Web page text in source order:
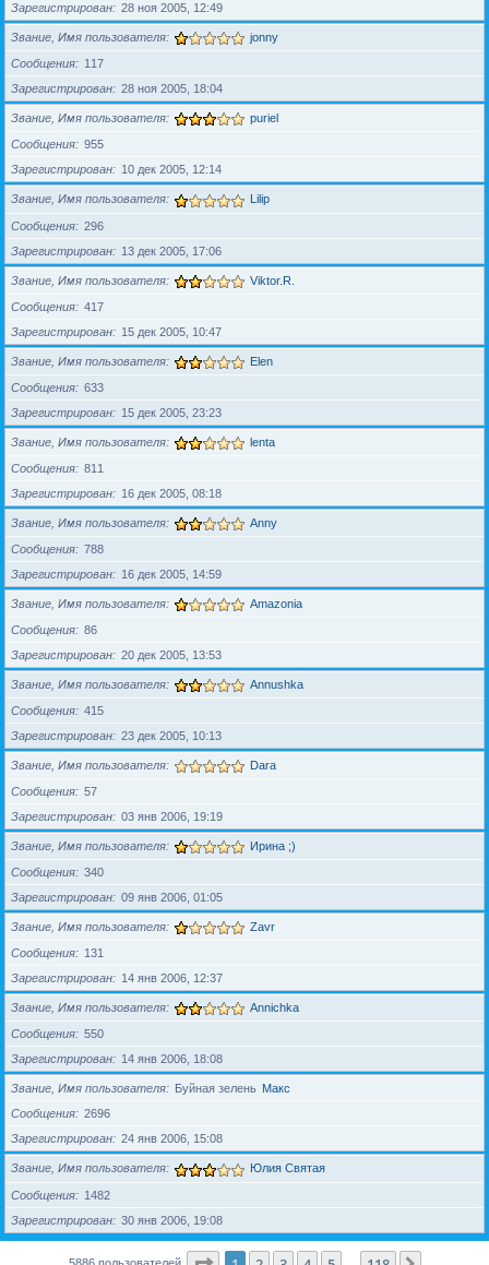
Зарегистрирован
28 ноя 2005, 12:49
Звание, Имя пользователя jonny
Сообщения
117
Зарегистрирован
28 ноя 2005, 18:04
Звание, Имя пользователя puriel
Сообщения
955
Зарегистрирован
10 дек 2005, 12:14
Звание, Имя пользователя Lilip
Сообщения
296
Зарегистрирован
13 дек 2005, 17:06
Звание, Имя пользователя Viktor.R.
Сообщения
417
Зарегистрирован
15 дек 2005, 10:47
Звание, Имя пользователя Elen
Сообщения
633
Зарегистрирован
15 дек 2005, 23:23
Звание, Имя пользователя lenta
Сообщения
811
Зарегистрирован
16 дек 2005, 08:18
Звание, Имя пользователя Anny
Сообщения
788
Зарегистрирован
16 дек 2005, 14:59
Звание, Имя пользователя Amazonia
Сообщения
86
Зарегистрирован
20 дек 2005, 13:53
Звание, Имя пользователя Annushka
Сообщения
415
Зарегистрирован
23 дек 2005, 10:13
Звание, Имя пользователя Dara
Сообщения
57
Зарегистрирован
03 янв 2006, 19:19
Звание, Имя пользователя Ирина ;)
Сообщения
340
Зарегистрирован
09 янв 2006, 01:05
Звание, Имя пользователя Zavr
Сообщения
131
Зарегистрирован
14 янв 2006, 12:37
Звание, Имя пользователя Annichka
Сообщения
550
Зарегистрирован
14 янв 2006, 18:08
Звание, Имя пользователя Буйная зелень Макс
Сообщения
2696
Зарегистрирован
24 янв 2006, 15:08
Звание, Имя пользователя Юлия Святая
Сообщения
1482
Зарегистрирован
30 янв 2006, 19:08
5886 пользователей